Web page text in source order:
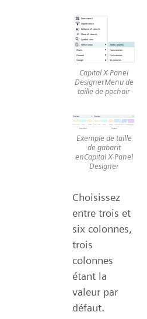
Capital X Panel
DesignerMenu de
taille de pochoir
Exemple de taille
de gabarit
enCapital X Panel
Designer
Choisissez
entre trois et
six colonnes,
trois
colonnes
étant la
valeur par
défaut.